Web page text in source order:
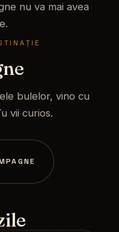
nu va mai avea
bulelor, vino cu
vii curios.